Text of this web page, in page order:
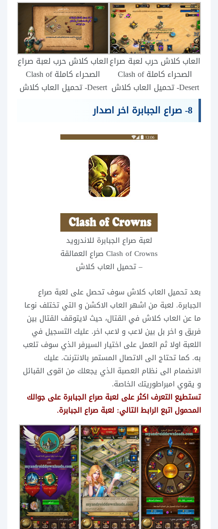
العاب كلاش حرب لعبة صراع
الصحراء كاملة Clash of
Desert- تحميل العاب كلاش
العاب كلاش حرب لعبة صراع
الصحراء كاملة Clash of
Desert- تحميل العاب كلاش
8- صراع الجبابرة اخر اصدار
لعبة صراع الجبابرة للاندرويد
Clash of Crowns صراع العمالقة
– تحميل العاب كلاش
بعد تحميل العاب كلاش سوف تحصل على لعبة صراع
الجبابرة. لعبة من اشهر العاب الاكشن و التي تختلف نوعا
ما عن العاب كلاش في القتال، حيث لايتوقف القتال بين
فريق و اخر بل بين لاعب و لاعب اخر. عليك التسجيل في
اللعبة اولا ثم العمل على اختيار السيرفر الذي سوف تلعب
به. كما تحتاج الى الاتصال المستمر بالانترنت. عليك
الانضمام الى نظام العصبة الذي يجعلك من اقوى القبائل
و يقوي امبراطوريتك الخاصة.
تستطيع التعرف اكثر على لعبة صراع الجبابرة على جوالك
المحمول اتبع الرابط التالي: لعبة صراع الجبابرة.